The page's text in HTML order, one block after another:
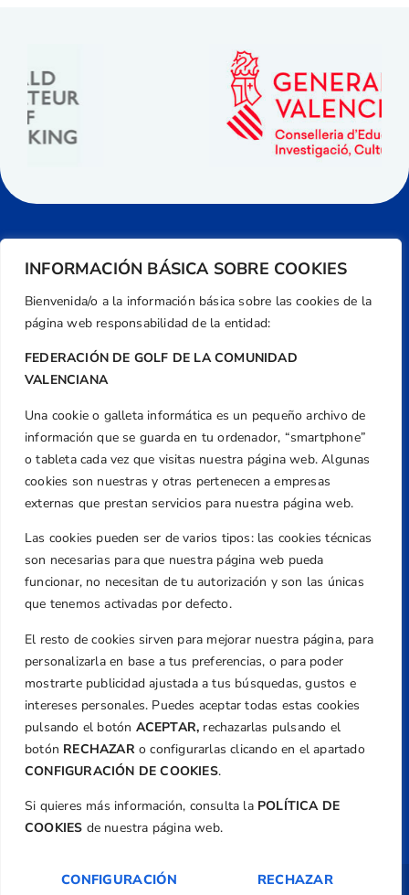
INFORMACIÓN BÁSICA SOBRE COOKIES
Bienvenida/o a la información básica sobre las cookies de la
página web responsabilidad de la entidad:
FEDERACIÓN DE GOLF DE LA COMUNIDAD
VALENCIANA
Una cookie o galleta informática es un pequeño archivo de
información que se guarda en tu ordenador, “smartphone”
o tableta cada vez que visitas nuestra página web. Algunas
cookies son nuestras y otras pertenecen a empresas
externas que prestan servicios para nuestra página web.
Las cookies pueden ser de varios tipos: las cookies técnicas
son necesarias para que nuestra página web pueda
funcionar, no necesitan de tu autorización y son las únicas
que tenemos activadas por defecto.
El resto de cookies sirven para mejorar nuestra página, para
personalizarla en base a tus preferencias, o para poder
mostrarte publicidad ajustada a tus búsquedas, gustos e
intereses personales. Puedes aceptar todas estas cookies
pulsando el botón ACEPTAR, rechazarlas pulsando el
botón RECHAZARo configurarlas clicando en el apartado
CONFIGURACIÓN DE COOKIES.
Si quieres más información, consulta la POLÍTICA DE
COOKIES de nuestra página web.
CONFIGURACIÓN RECHAZAR
Dirección
Centre de L´Esport, Carrer d'Isaac Peral i
Caballero, Nº 5, Despachos 2 y 3, 46980,
Valencia
+34 961 367 799
Email
federacion@golfcv.com
Aviso Legal
Política de Privacidad
Transparencia
Normativa
Federación